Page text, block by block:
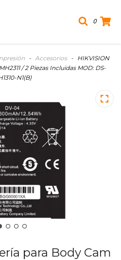
0
- Accesorios - HIKVISION
/ 2 Piezas Incluidas MOD: DS-
N1(B)
para Body Cam